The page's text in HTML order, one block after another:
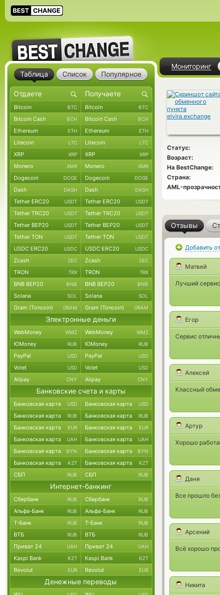
Мониторинг
Статус:
Возраст:
На BestChange:
Страна:
AML-
Отзывы
Добавить
Матвей
Лучший
Егор
Сервис
Алексей
Классный
Артур
Хорошо
Даня
Все прошло
Арсений
Всё хорошо
Никита
Таблица Список Популярное
Bitcoin BTC Bitcoin BTC
Bitcoin Cash BCH Bitcoin Cash BCH
Ethereum ETH Ethereum ETH
Litecoin LTC Litecoin LTC
XRP XRP XRP XRP
Monero XMR Monero XMR
Dogecoin DOGE Dogecoin DOGE
Dash DASH Dash DASH
Tether ERC20 USDT Tether ERC20 USDT
Tether TRC20 USDT Tether TRC20 USDT
Tether BEP20 USDT Tether BEP20 USDT
Tether TON USDT Tether TON USDT
USDC ERC20 USDC USDC ERC20 USDC
Zcash ZEC Zcash ZEC
TRON TRX TRON TRX
BNB BEP20 BNB BNB BEP20 BNB
Solana SOL Solana SOL
Gram (Toncoin) GRAM Gram (Toncoin) GRAM
Электронные деньги
WebMoney WMZ WebMoney WMZ
ЮMoney RUB ЮMoney RUB
PayPal USD PayPal USD
Volet USD Volet USD
Alipay CNY Alipay CNY
Банковские счета и карты
Банковская карта USD Банковская карта USD
Банковская карта RUB Банковская карта RUB
Банковская карта EUR Банковская карта EUR
Банковская карта UAH Банковская карта UAH
Банковская карта BYN Банковская карта BYN
Банковская карта KZT Банковская карта KZT
СБП RUB СБП RUB
Интернет-банкинг
Сбербанк RUB Сбербанк RUB
Альфа-Банк RUB Альфа-Банк RUB
Т-Банк RUB Т-Банк RUB
ВТБ RUB ВТБ RUB
Приват 24 UAH Приват 24 UAH
Kaspi Bank KZT Kaspi Bank KZT
Revolut EUR Revolut EUR
Денежные переводы